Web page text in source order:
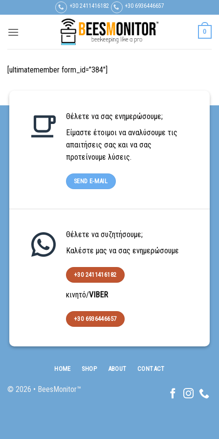
στο
περιεχόμενο
+30 2411416182 +30 6936446657
0
[ultimatemember form_id=”384″]
Θέλετε να σας ενημερώσουμε;
Είμαστε έτοιμοι να αναλύσουμε τις
απαιτήσεις σας και να σας
προτείνουμε λύσεις.
SEND E-MAIL
Θέλετε να συζητήσουμε;
Καλέστε μας να σας ενημερώσουμε
+30 2411416182
κινητό/VIBER
+30 6936446657
© 2026 • BeesMonitor™
HOME SHOP ABOUT CONTACT